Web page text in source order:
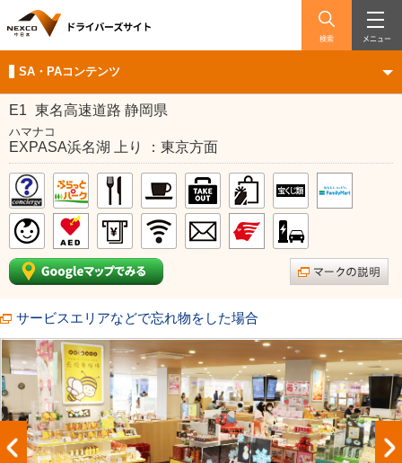
検索 メニュー
SA・PAコンテンツ
E1 東名高速道路 静岡県
ハマナコ
EXPASA浜名湖 上り ：東京方面
サービスエリアなどで忘れ物をした場合